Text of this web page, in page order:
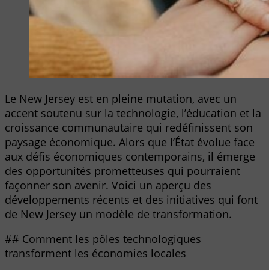
Le New Jersey est en pleine mutation, avec un
accent soutenu sur la technologie, l’éducation et la
croissance communautaire qui redéfinissent son
paysage économique. Alors que l’État évolue face
aux défis économiques contemporains, il émerge
des opportunités prometteuses qui pourraient
façonner son avenir. Voici un aperçu des
développements récents et des initiatives qui font
de New Jersey un modèle de transformation.
## Comment les pôles technologiques
transforment les économies locales